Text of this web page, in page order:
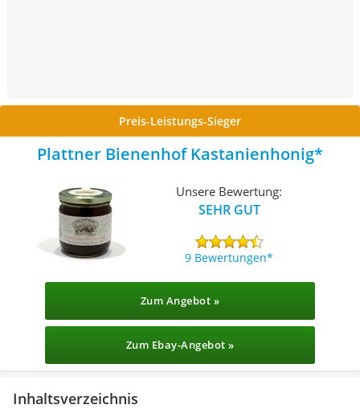
Preis-Leistungs-Sieger
Plattner Bienenhof Kastanienhonig
Unsere Bewertung:
SEHR GUT
9 Bewertungen
Zum Angebot »
Zum Ebay-Angebot »
Inhaltsverzeichnis